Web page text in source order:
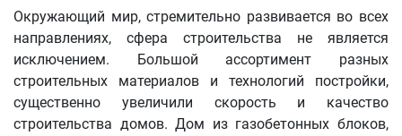
Окружающий мир, стремительно развивается во всех
направлениях, сфера строительства не является
исключением. Большой ассортимент разных
строительных материалов и технологий постройки,
существенно увеличили скорость и качество
строительства домов. Дом из газобетонных блоков,